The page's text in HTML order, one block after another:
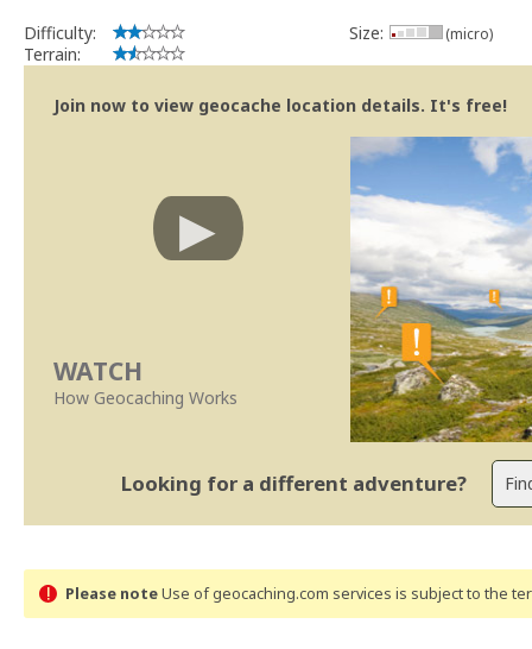
Difficulty:
Terrain:
Size: (micro)
Join now to view geocache location details. It's free!
WATCH
How Geocaching Works
Looking for a different adventure?
Please noteUse of geocaching.com services is subject to the